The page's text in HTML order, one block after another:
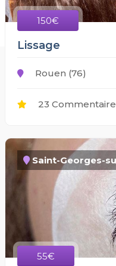
150€
Lissage
Rouen (76)
23
Saint-Georges-
55€